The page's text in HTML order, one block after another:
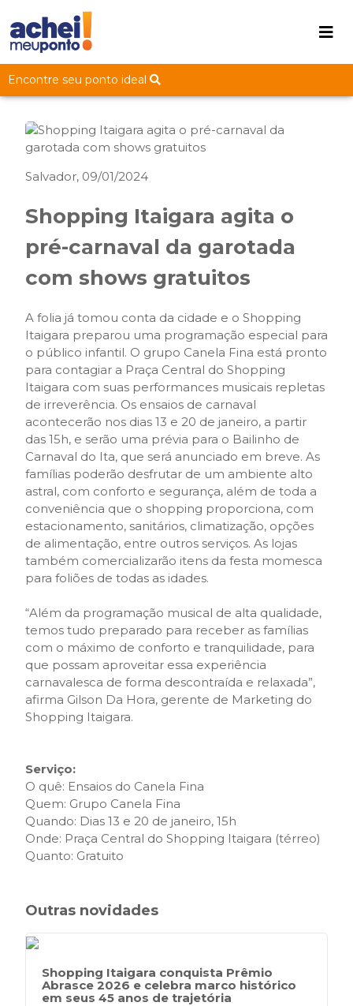
Encontre seu ponto ideal
Salvador, 09/01/2024
Shopping Itaigara agita o
pré-carnaval da garotada
com shows gratuitos
A folia já tomou conta da cidade e o Shopping
Itaigara preparou uma programação especial para
o público infantil. O grupo Canela Fina está pronto
para contagiar a Praça Central do Shopping
Itaigara com suas performances musicais repletas
de irreverência. Os ensaios de carnaval
acontecerão nos dias 13 e 20 de janeiro, a partir
das 15h, e serão uma prévia para o Bailinho de
Carnaval do Ita, que será anunciado em breve. As
famílias poderão desfrutar de um ambiente alto
astral, com conforto e segurança, além de toda a
conveniência que o shopping proporciona, com
estacionamento, sanitários, climatização, opções
de alimentação, entre outros serviços. As lojas
também comercializarão itens da festa momesca
para foliões de todas as idades.
“Além da programação musical de alta qualidade,
temos tudo preparado para receber as famílias
com o máximo de conforto e tranquilidade, para
que possam aproveitar essa experiência
carnavalesca de forma descontraída e relaxada”,
afirma Gilson Da Hora, gerente de Marketing do
Shopping Itaigara.
Serviço:
O quê: Ensaios do Canela Fina
Quem: Grupo Canela Fina
Quando: Dias 13 e 20 de janeiro, 15h
Onde: Praça Central do Shopping Itaigara (térreo)
Quanto: Gratuito
Outras novidades
Shopping Itaigara conquista Prêmio
Abrasce 2026 e celebra marco histórico
em seus 45 anos de trajetória